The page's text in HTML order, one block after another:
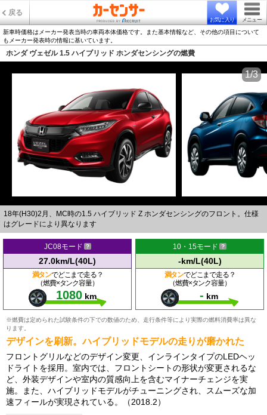
戻る
お気に入り メニュー
新車時価格はメーカー発表当時の車両本体価格です。また基本情報など、その他の項目について
もメーカー発表時の情報に基いています。
ホンダ ヴェゼル 1.5 ハイブリッド ホンダセンシングの燃費
18年(H30)2月、MC時の1.5 ハイブリッド Z ホンダセンシングのフロント。仕様
はグレードにより異なります
1/3
JC08モード
27.0km/L(40L)
満タンでどこまで走る？
（燃費×タンク容量）
1080 km
10・15モード
-km/L(40L)
満タンでどこまで走る？
（燃費×タンク容量）
- km
※燃費は定められた試験条件の下での数値のため、走行条件等により実際の燃料消費率は異な
ります。
デザインを刷新。ハイブリッドモデルの走りが磨かれた
フロントグリルなどのデザイン変更、インラインタイプのLEDヘッ
ドライトを採用。室内では、フロントシートの形状が変更されるな
ど、外装デザインや室内の質感向上を含むマイナーチェンジを実
施。また、ハイブリッドモデルがチューニングされ、スムーズな加
速フィールが実現されている。（2018.2）